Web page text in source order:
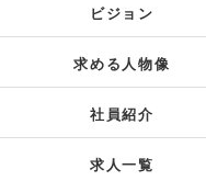
ビジョン
求める人物像
社員紹介
求人一覧